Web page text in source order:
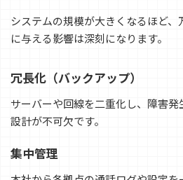
システムの規模が大きくなるほど
に与える影響は深刻になります。
冗長化（バックアップ）
サーバーや回線を二重化し、障害発
設計が不可欠です。
集中管理